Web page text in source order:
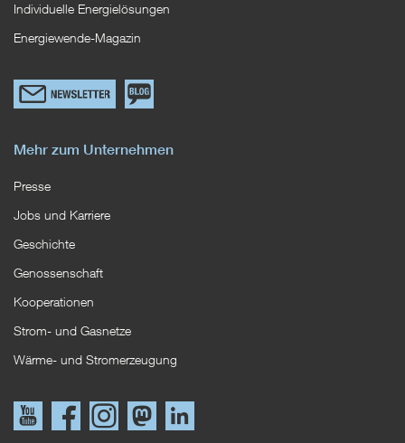
Individuelle Energielösungen
Energiewende-Magazin
Link
zum
Newsletterformular
Zum
Blog
Mehr zum Unternehmen
Presse
Jobs und Karriere
Geschichte
Genossenschaft
Kooperationen
Strom- und Gasnetze
Wärme- und Stromerzeugung
Link
YouTube
Link
Facebook
InstagramMastodonLinkedIn